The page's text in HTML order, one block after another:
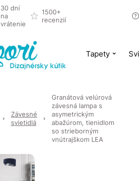
30 dní
na
vrátenie
1500+
recenzií
Tapety
Závesné
svietidlá
Granátová velúrová
závesná lampa s
asymetrickým
abažúrom, tienidlom
so strieborným
vnútrajškom LEA